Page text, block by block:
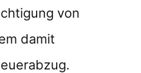
von
damit